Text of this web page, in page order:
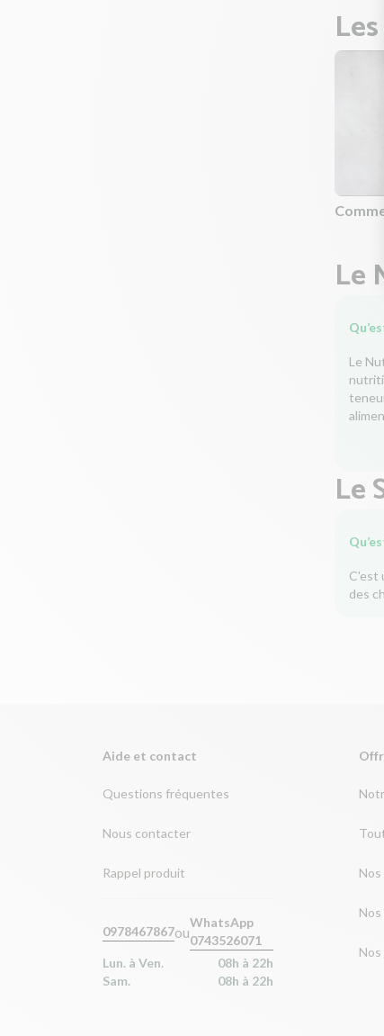
Le
Le
Le
C'est
des
Aide et contact
Questions fréquentes
Nous contacter
Rappel produit
0978467867ou
WhatsApp
0743526071
Lun. à Ven.
08h à 22h
Sam.
08h à 22h